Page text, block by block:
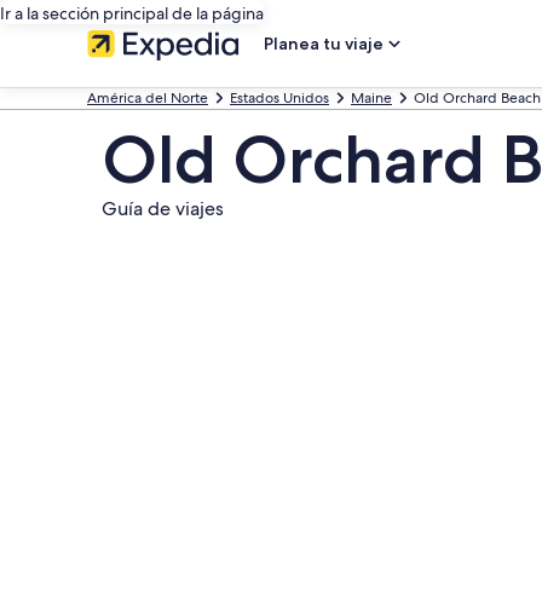
Ir a la sección principal de la página
Planea tu viaje
América del Norte Estados Unidos Maine Old Orchard Beach
Old Orchard
Guía de viajes